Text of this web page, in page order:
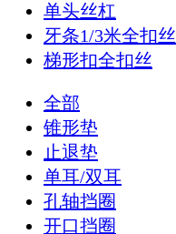
单头丝杠
牙条1/3米全扣丝
梯形扣全扣丝
全部
锥形垫
止退垫
单耳/双耳
孔轴挡圈
开口挡圈